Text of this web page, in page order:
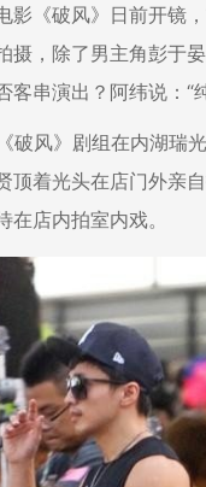
影《破风》日前开镜
摄，除了男主角彭于
客串演出？阿纬说：“
破风》剧组在内湖瑞
顶着光头在店门外亲
在店内拍室内戏。